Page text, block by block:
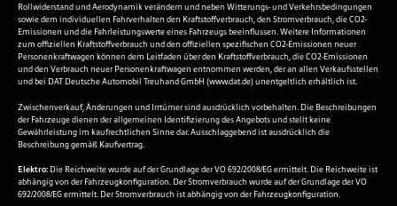
Rollwiderstand und Aerodynamik verändern und neben Witterungs- und Verkehrsbedingungen
sowie dem individuellen Fahrverhalten den Kraftstoffverbrauch, den Stromverbrauch, die CO2-
Emissionen und die Fahrleistungswerte eines Fahrzeugs beeinflussen. Weitere Informationen
zum offiziellen Kraftstoffverbrauch und den offiziellen spezifischen CO2-Emissionen neuer
Personenkraftwagen können dem Leitfaden über den Kraftstoffverbrauch, die CO2-Emissionen
und den Verbrauch neuer Personenkraftwagen entnommen werden, der an allen Verkaufsstellen
und bei DAT Deutsche Automobil Treuhand GmbH (www.dat.de) unentgeltlich erhältlich ist.
Zwischenverkauf, Änderungen und Irrtümer sind ausdrücklich vorbehalten. Die Beschreibungen
der Fahrzeuge dienen der allgemeinen Identifizierung des Angebots und stellt keine
Gewährleistung im kaufrechtlichen Sinne dar. Ausschlaggebend ist ausdrücklich die
Beschreibung gemäß Kaufvertrag.
Elektro: Die Reichweite wurde auf der Grundlage der VO 692/2008/EG ermittelt. Die Reichweite ist
abhängig von der Fahrzeugkonfiguration. Der Stromverbrauch wurde auf der Grundlage der VO
692/2008/EG ermittelt. Der Stromverbrauch ist abhängig von der Fahrzeugkonfiguration.